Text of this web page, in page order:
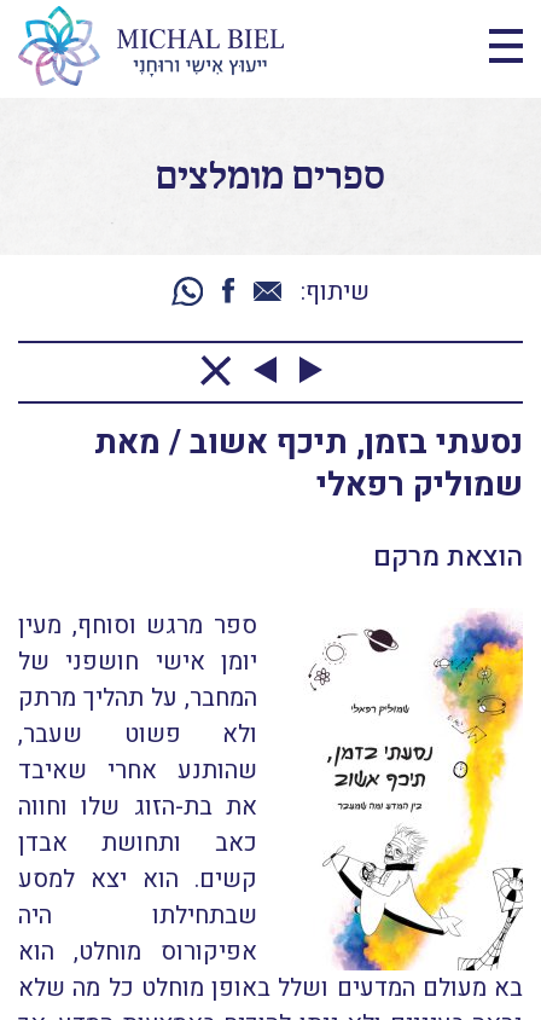
ספרים מומלצים
שיתוף:
נסעתי בזמן, תיכף אשוב / מאת
שמוליק רפאלי
הוצאת מרקם
ספר מרגש וסוחף, מעין
יומן אישי חושפני של
המחבר, על תהליך מרתק
ולא פשוט שעבר,
שהותנע אחרי שאיבד
את בת-הזוג שלו וחווה
כאב ותחושת אבדן
קשים. הוא יצא למסע
שבתחילתו היה
אפיקורוס מוחלט, הוא
בא מעולם המדעים ושלל באופן מוחלט כל מה שלא